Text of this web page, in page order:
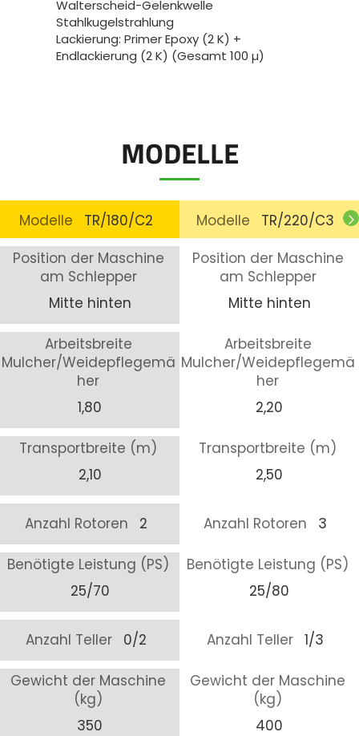
Walterscheid-Gelenkwelle
Stahlkugelstrahlung
Lackierung: Primer Epoxy (2 K) +
Endlackierung (2 K) (Gesamt 100 µ)
MODELLE
Modelle TR/180/C2 Modelle
TR/220/C3
Position der Maschine
am Schlepper
Mitte hinten
Position der Maschine
am Schlepper
Mitte hinten
Arbeitsbreite
Mulcher/Weidepflegemä
her
1,80
Arbeitsbreite
Mulcher/Weidepflegemä
her
2,20
Transportbreite (m)
2,10
Transportbreite (m)
2,50
Anzahl Rotoren 2 Anzahl Rotoren 3
Benötigte Leistung (PS)
25/70
Benötigte Leistung (PS)
25/80
Anzahl Teller 0/2 Anzahl Teller 1/3
Gewicht der Maschine
(kg)
350
Gewicht der Maschine
(kg)
400